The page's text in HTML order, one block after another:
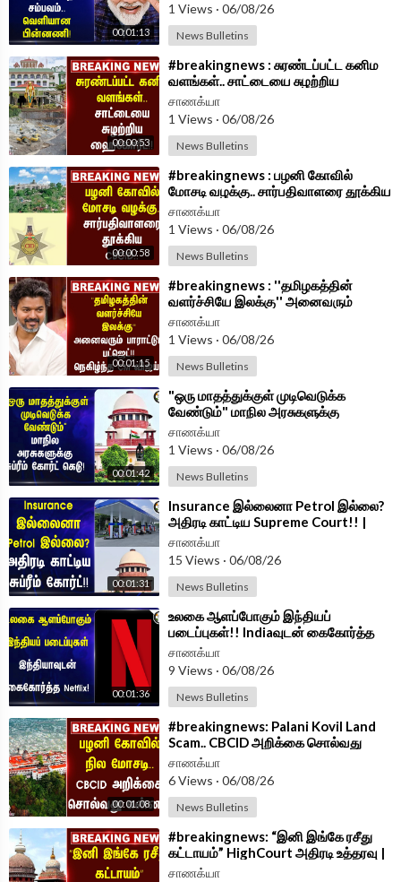
00:01:13
1 Views · 06/08/26
News Bulletins
00:00:53
⁣#breakingnews : சுரண்டப்பட்ட கனிம
வளங்கள்.. சாட்டையை சுழற்றிய
Highcourt!! | Madurai
சாணக்யா
1 Views · 06/08/26
News Bulletins
00:00:58
⁣#breakingnews : பழனி கோவில்
மோசடி வழக்கு.. சார்பதிவாளரை தூக்கிய
CBCID.. | TVK Government
சாணக்யா
1 Views · 06/08/26
News Bulletins
00:01:15
⁣#breakingnews : ''தமிழகத்தின்
வளர்ச்சியே இலக்கு'' அனைவரும்
பாராட்டும் Budget!! நெகிழ்ந்த CM
Vijay!!
சாணக்யா
1 Views · 06/08/26
News Bulletins
00:01:42
⁣"ஒரு மாதத்துக்குள் முடிவெடுக்க
வேண்டும்" மாநில அரசுகளுக்கு
Supreme Court கெடு!
சாணக்யா
1 Views · 06/08/26
News Bulletins
00:01:31
⁣Insurance இல்லைனா Petrol இல்லை?
அதிரடி காட்டிய Supreme Court!! |
Delhi
சாணக்யா
15 Views · 06/08/26
News Bulletins
00:01:36
⁣உலகை ஆளப்போகும் இந்தியப்
படைப்புகள்!! Indiaவுடன் கைகோர்த்த
Netflix! | Narendra Modi | Ted
Sarandos
சாணக்யா
9 Views · 06/08/26
News Bulletins
00:01:08
⁣#breakingnews: Palani Kovil Land
Scam.. CBCID அறிக்கை சொல்வது
என்ன? | HRCE
சாணக்யா
6 Views · 06/08/26
News Bulletins
⁣#breakingnews: “இனி இங்கே ரசீது
கட்டாயம்” HighCourt அதிரடி உத்தரவு |
TASMAC | Online Sale
சாணக்யா